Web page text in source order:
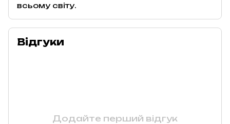
всьому світу.
Відгуки
Додайте перший відгук